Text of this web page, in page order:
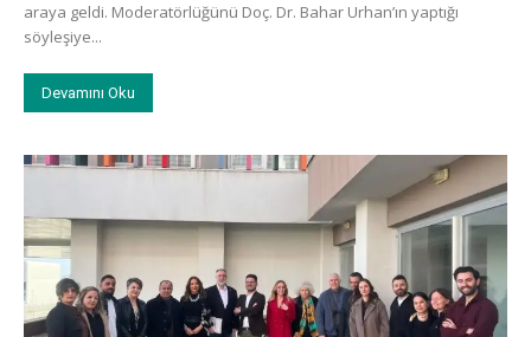
araya geldi. Moderatörlüğünü Doç. Dr. Bahar Urhan’ın yaptığı
söyleşiye...
Devamını Oku